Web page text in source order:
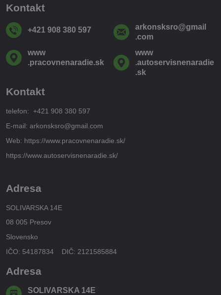
Kontakt
+421 908 380 597
arkonsksro​@gmail​
.com
www​
.pracovnenaradie​.sk
www​
.autoservisnenaradie​
.sk
Kontakt
telefon: +421 908 380 597
E-mail: arkonsksro@gmail.com
Web: https://www.pracovnenaradie.sk/
https://www.autoservisnenaradie.sk/
Adresa
SOLIVARSKA 14E
08 005 Presov
Slovensko
IČO: 54187834 DIČ: 2121585884
Adresa
SOLIVARSKA 14E